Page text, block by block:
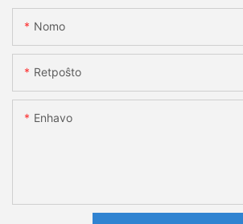
Nomo
Retpoŝto
Enhavo